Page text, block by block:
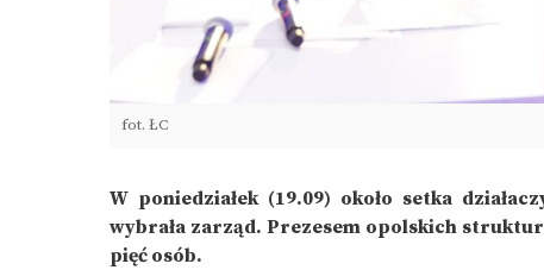
fot. ŁC
W poniedziałek (19.09) około setka
wybrała zarząd. Prezesem opolskich
pięć osób.